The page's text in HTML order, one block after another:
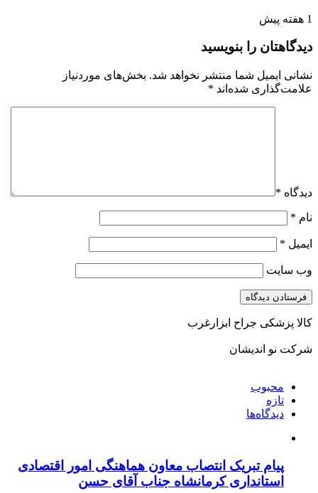
1 هفته پیش
دیدگاهتان را بنویسید
نشانی ایمیل شما منتشر نخواهد شد. بخش‌های موردنیاز
علامت‌گذاری شده‌اند *
دیدگاه *
نام *
ایمیل *
وب‌ سایت
کالا پزشکی جراح ابزارغرب
شرکت نو اندیشان
محبوب
تازه
دیدگاه‌ها
پیام تبریک انتصاب معاون هماهنگی امور اقتصادی
استانداری کرمانشاه جناب آقای حسن